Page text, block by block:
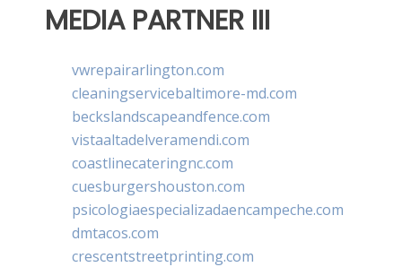
MEDIA PARTNER III
vwrepairarlington.com
cleaningservicebaltimore-md.com
beckslandscapeandfence.com
vistaaltadelveramendi.com
coastlinecateringnc.com
cuesburgershouston.com
psicologiaespecializadaencampeche.com
dmtacos.com
crescentstreetprinting.com